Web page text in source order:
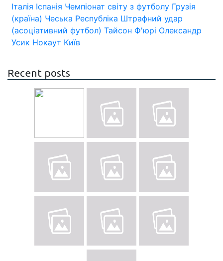
Італія Іспанія Чемпіонат світу з футболу Грузія
(країна) Чеська Республіка Штрафний удар
(асоціативний футбол) Тайсон Ф'юрі Олександр
Усик Нокаут Київ
Recent posts